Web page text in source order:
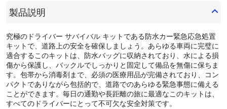
製品説明
究極のドライバー サバイバル キットである防水カー緊急応急処置
キットで、道路上の安全を確保しましょう。あらゆる車両に完璧に
適合するこのキットは、防水バッグに収納されており、水による損
傷から保護し、バックルでしっかりと固定して備品を無傷に保ちま
す。包帯から消毒剤まで、必須の医療用品が完備されており、コン
パクトでありながら包括的で、道路でのあらゆる緊急事態に備える
ことができます。毎日の通勤や長距離の旅に最適なこのキットは、
すべてのドライバーにとって不可欠な安全対策です。